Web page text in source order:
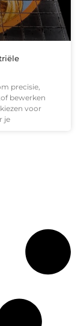
precisie,
bewerken
voor
je